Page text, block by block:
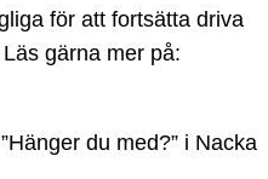
för att fortsätta driva
gärna mer på:
du med?” i Nacka